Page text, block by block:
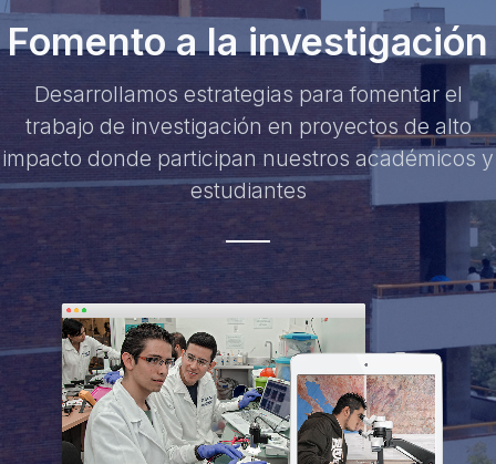
Fomento a la investigación
Desarrollamos estrategias para fomentar el
trabajo de investigación en proyectos de alto
impacto donde participan nuestros académicos y
estudiantes